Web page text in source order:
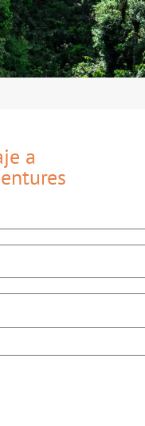
a